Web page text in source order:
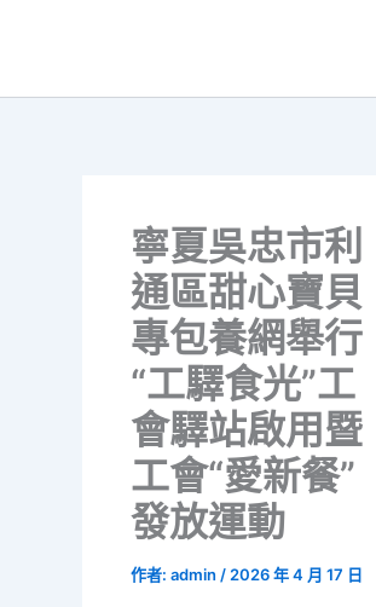
寧夏吳忠市利
通區甜心寶貝
專包養網舉行
“工驛食光”工
會驛站啟用暨
工會“愛新餐”
發放運動
作者: admin / 2026 年 4 月 17 日